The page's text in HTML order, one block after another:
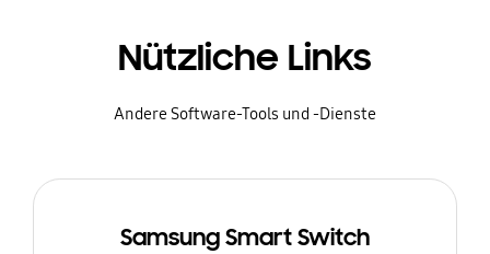
Nützliche Links
Andere Software-Tools und -Dienste
Samsung Smart Switch